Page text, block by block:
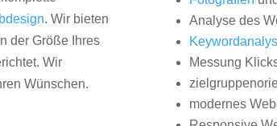
. Wir bieten
der Größe Ihres
Wir
Wünschen.
Analyse des
Messung
modernes